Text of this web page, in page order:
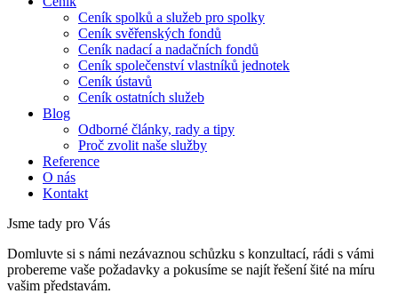
Ceník spolků a služeb pro spolky
Ceník svěřenských fondů
Ceník nadací a nadačních fondů
Ceník společenství vlastníků jednotek
Ceník ústavů
Ceník ostatních služeb
Blog
Odborné články, rady a tipy
Proč zvolit naše služby
Reference
O nás
Kontakt
Jsme tady pro Vás
Domluvte si s námi nezávaznou schůzku s konzultací, rádi s vámi
probereme vaše požadavky a pokusíme se najít řešení šité na míru
vašim představám.